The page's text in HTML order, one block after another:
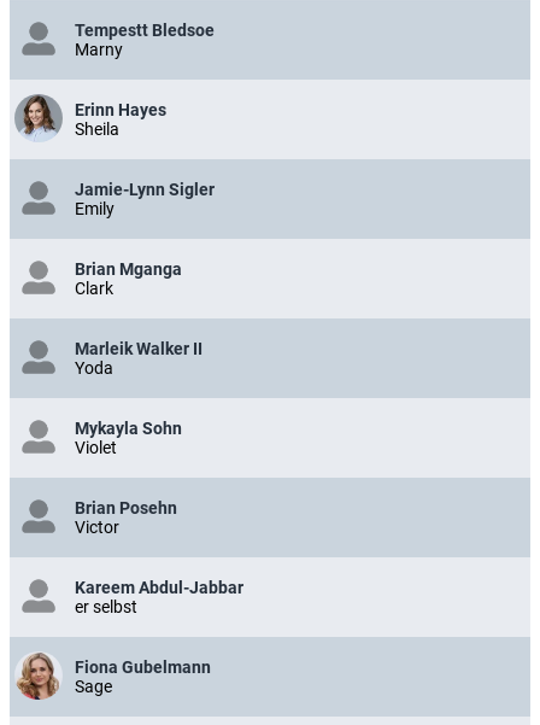
Tempestt Bledsoe
Marny
Erinn Hayes
Sheila
Jamie-Lynn Sigler
Emily
Brian Mganga
Clark
Marleik Walker II
Yoda
Mykayla Sohn
Violet
Brian Posehn
Victor
Kareem Abdul-Jabbar
er selbst
Fiona Gubelmann
Sage